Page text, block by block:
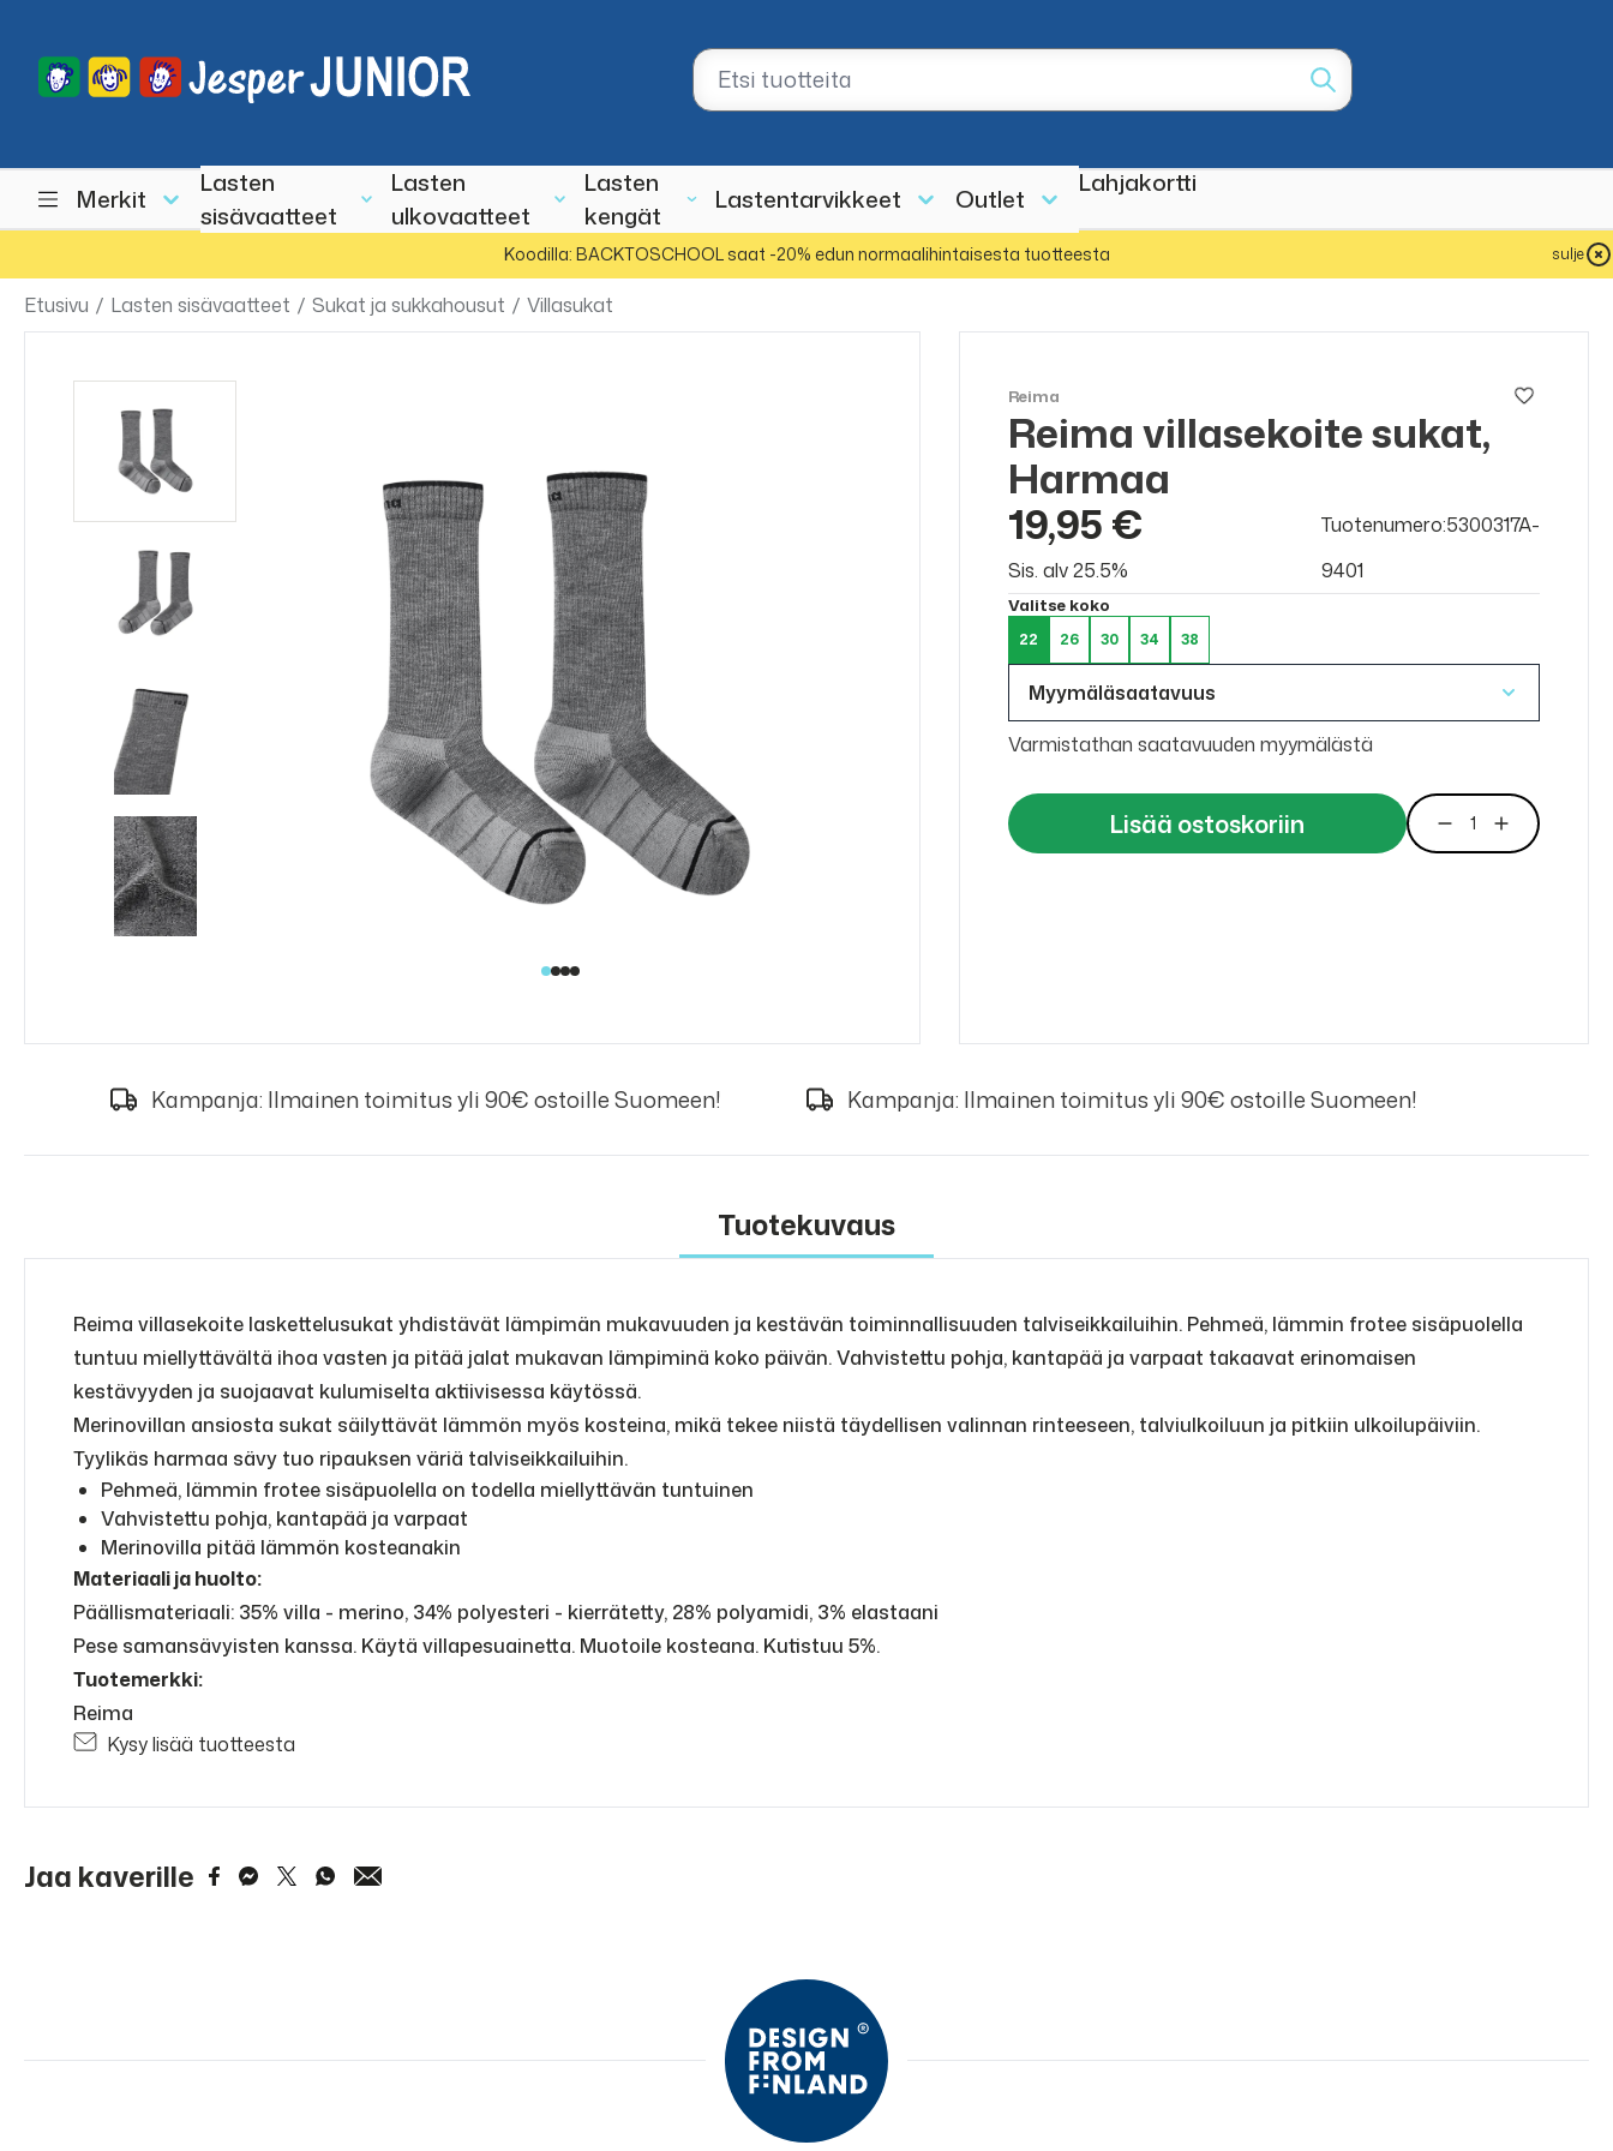
Merkit
Lasten
sisävaatteet
Lasten
ulkovaatteet
Lasten
kengät
Lastentarvikkeet Outlet
Lahjakortti
Koodilla: BACKTOSCHOOL saat -20% edun normaalihintaisesta tuotteesta sulje
Etusivu / Lasten sisävaatteet / Sukat ja sukkahousut / Villasukat
Reima
Reima villasekoite sukat,
Harmaa
19,95 €
Sis. alv 25.5%
Tuotenumero:5300317A-
9401
Valitse koko
22 26 30 34 38
Myymäläsaatavuus
Varmistathan saatavuuden myymälästä
Lisää ostoskoriin
Kampanja: Ilmainen toimitus yli 90€ ostoille Suomeen! Kampanja: Ilmainen toimitus yli 90€ ostoille Suomeen!
Tuotekuvaus
Reima villasekoite laskettelusukat yhdistävät lämpimän mukavuuden ja kestävän toiminnallisuuden talviseikkailuihin. Pehmeä, lämmin frotee sisäpuolella
tuntuu miellyttävältä ihoa vasten ja pitää jalat mukavan lämpiminä koko päivän. Vahvistettu pohja, kantapää ja varpaat takaavat erinomaisen
kestävyyden ja suojaavat kulumiselta aktiivisessa käytössä.
Merinovillan ansiosta sukat säilyttävät lämmön myös kosteina, mikä tekee niistä täydellisen valinnan rinteeseen, talviulkoiluun ja pitkiin ulkoilupäiviin.
Tyylikäs harmaa sävy tuo ripauksen väriä talviseikkailuihin.
Pehmeä, lämmin frotee sisäpuolella on todella miellyttävän tuntuinen
Vahvistettu pohja, kantapää ja varpaat
Merinovilla pitää lämmön kosteanakin
Materiaali ja huolto:
Päällismateriaali: 35% villa - merino, 34% polyesteri - kierrätetty, 28% polyamidi, 3% elastaani
Pese samansävyisten kanssa. Käytä villapesuainetta. Muotoile kosteana. Kutistuu 5%.
Tuotemerkki:
Reima
Kysy lisää tuotteesta
Jaa kaverille